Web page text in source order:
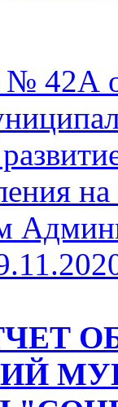
№ 42А